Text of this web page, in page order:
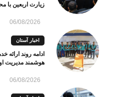
زیارت اربعین
06/08/2026
اخبار آستان
ادامه روند ارائه
هوشمند مدیریت
06/08/2026